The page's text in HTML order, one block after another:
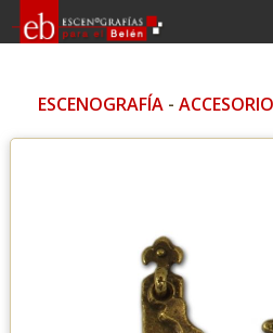
ESCENOGRAFÍA-